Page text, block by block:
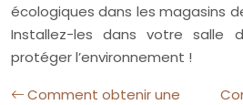
écologiques dans les magasins
Installez-les dans votre salle
protéger l’environnement !
Comment obtenir une